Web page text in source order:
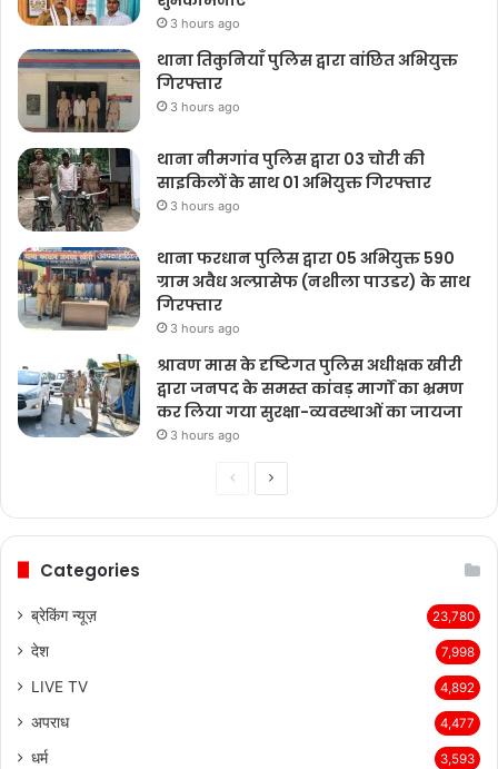
3 hours ago
थाना तिकुनियाँ पुलिस द्वारा वांछित अभियुक्त
गिरफ्तार
3 hours ago
थाना नीमगांव पुलिस द्वारा 03 चोरी की
साइकिलों के साथ 01 अभियुक्त गिरफ्तार
3 hours ago
थाना फरधान पुलिस द्वारा 05 अभियुक्त 590
ग्राम अवैध अल्प्रासेफ (नशीला पाउडर) के साथ
गिरफ्तार
3 hours ago
श्रावण मास के दृष्टिगत पुलिस अधीक्षक खीरी
द्वारा जनपद के समस्त कांवड़ मार्गों का भ्रमण
कर लिया गया सुरक्षा-व्यवस्थाओं का जायजा
3 hours ago
PreviousNext
Categories
ब्रेकिंग न्यूज़ 23,780
देश 7,998
LIVE TV 4,892
अपराध 4,477
धर्म 3,593